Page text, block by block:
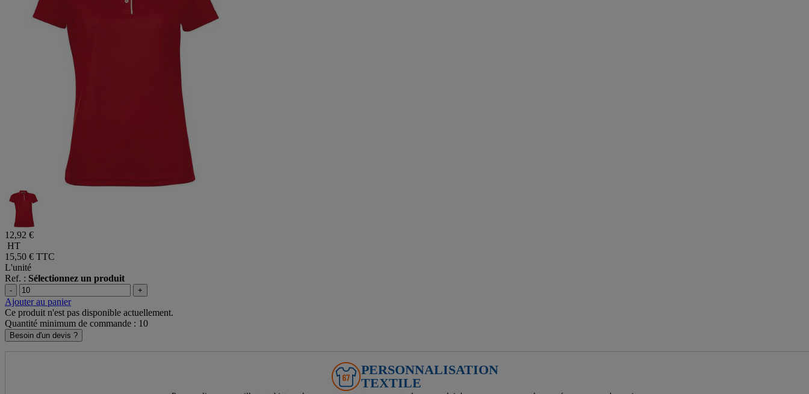
12,92 €
HT
15,50 € TTC
L'unité
Ref. : Sélectionnez un produit
- +
Ajouter au panier
Ce produit n'est pas disponible actuellement.
Quantité minimum de commande : 10
Besoin d'un devis ?
PERSONNALISATION
TEXTILE